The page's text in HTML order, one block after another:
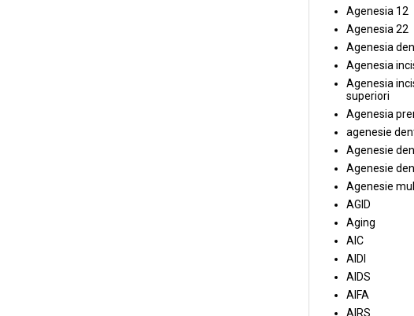
Agenesia 12
Agenesia 22
Agenesia
Agenesia
Agenesia
superiori
Agenesia
agenesie
Agenesie
Agenesie
Agenesie
AGID
Aging
AIC
AIDI
AIDS
AIFA
AIRS